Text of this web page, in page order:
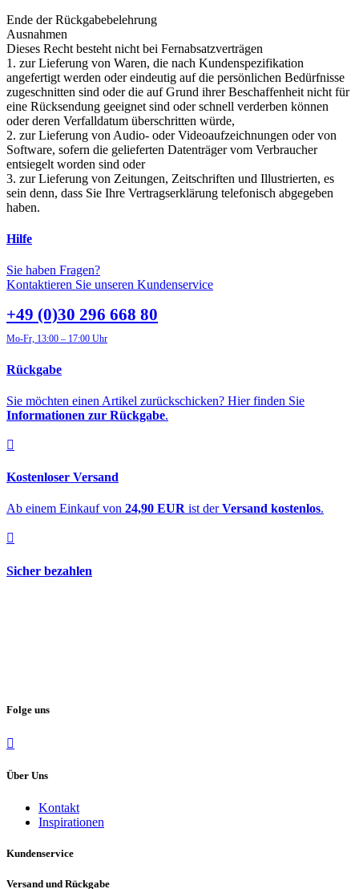
Ende der Rückgabebelehrung
Ausnahmen
Dieses Recht besteht nicht bei Fernabsatzverträgen
1. zur Lieferung von Waren, die nach Kundenspezifikation
angefertigt werden oder eindeutig auf die persönlichen Bedürfnisse
zugeschnitten sind oder die auf Grund ihrer Beschaffenheit nicht für
eine Rücksendung geeignet sind oder schnell verderben können
oder deren Verfalldatum überschritten würde,
2. zur Lieferung von Audio- oder Videoaufzeichnungen oder von
Software, sofern die gelieferten Datenträger vom Verbraucher
entsiegelt worden sind oder
3. zur Lieferung von Zeitungen, Zeitschriften und Illustrierten, es
sein denn, dass Sie Ihre Vertragserklärung telefonisch abgegeben
haben.
Hilfe
Sie haben Fragen?
Kontaktieren Sie unseren Kundenservice
+49 (0)30 296 668 80
Mo-Fr, 13:00 – 17:00 Uhr
Rückgabe
Sie möchten einen Artikel zurückschicken? Hier finden Sie
Informationen zur Rückgabe.
Kostenloser Versand
Ab einem Einkauf von 24,90 EUR ist derVersand kostenlos.
Sicher bezahlen
Folge uns
Über Uns
Kontakt
Inspirationen
Kundenservice
Versand und Rückgabe